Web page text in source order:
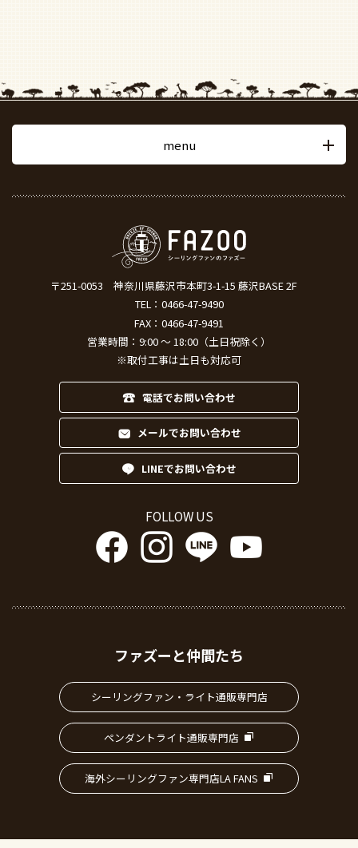
menu
〒251-0053
神奈川県藤沢市本町3-1-15 藤沢BASE 2F
TEL： 0466-47-9490
FAX：0466-47-9491
営業時間：9:00 ～ 18:00（土日祝除く）
※取付工事は土日も対応可
電話でお問い合わせ
メールでお問い合わせ
LINEでお問い合わせ
FOLLOW US
ファズーと仲間たち
シーリングファン・ライト通販専門店
ペンダントライト通販専門店
海外シーリングファン専門店LA FANS